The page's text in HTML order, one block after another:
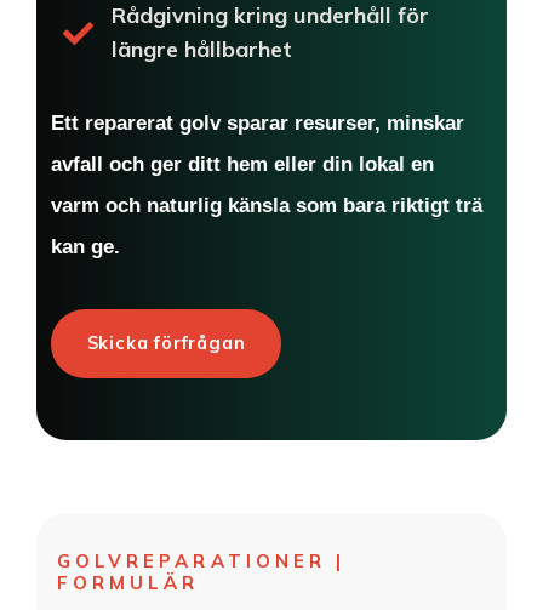
Rådgivning kring underhåll för
längre hållbarhet
Ett reparerat golv sparar resurser, minskar
avfall och ger ditt hem eller din lokal en
varm och naturlig känsla som bara riktigt trä
kan ge.
Skicka förfrågan
GOLVREPARATIONER |
FORMULÄR